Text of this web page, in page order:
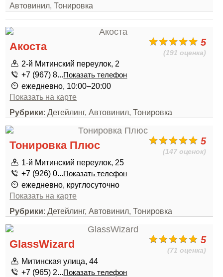
Автовинил, Тонировка
5
(191 оценка)
Акоста
2-й Митинский переулок, 2
+7 (967) 8...Показать телефон
ежедневно, 10:00–20:00
Показать на карте
Рубрики: Детейлинг, Автовинил, Тонировка
5
(147 оценок)
Тонировка Плюс
1-й Митинский переулок, 25
+7 (926) 0...Показать телефон
ежедневно, круглосуточно
Показать на карте
Рубрики: Детейлинг, Автовинил, Тонировка
5
(71 оценка)
GlassWizard
Митинская улица, 44
+7 (965) 2...Показать телефон